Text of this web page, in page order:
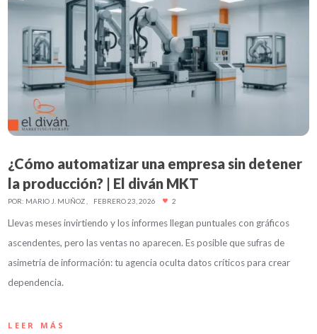
¿Cómo automatizar una empresa sin detener
la producción? | El diván MKT
POR: MARIO J. MUÑOZ FEBRERO 23, 2026 2
Llevas meses invirtiendo y los informes llegan puntuales con gráficos
ascendentes, pero las ventas no aparecen. Es posible que sufras de
asimetría de información: tu agencia oculta datos críticos para crear
dependencia.
LEER MÁS